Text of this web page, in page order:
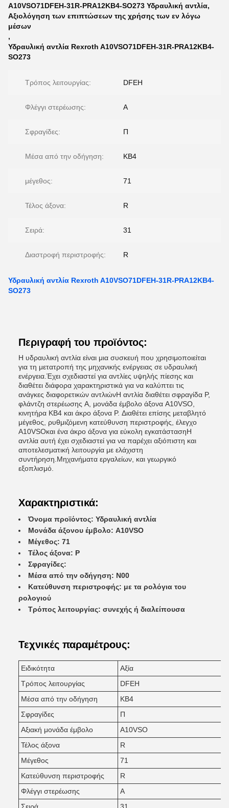
Α10VSO71DFEH-31R-PRA12KB4-SO273 Υδραυλική αντλία,
Αξιολόγηση των επιπτώσεων της χρήσης των εν λόγω
μέσων
,
Υδραυλική αντλία Rexroth A10VSO71DFEH-31R-PRA12KB4-
SO273
Τρόπος λειτουργίας: DFEH
Φλέγγι στερέωσης: Α
Σφραγίδες: Π
Μέσα από την οδήγηση: KB4
μέγεθος: 71
Τέλος άξονα: R
Σειρά: 31
Διαστροφή περιστροφής: R
Υδραυλική αντλία Rexroth A10VSO71DFEH-31R-PRA12KB4-
SO273
Περιγραφή του προϊόντος:
Η υδραυλική αντλία είναι μια συσκευή που χρησιμοποιείται
για τη μετατροπή της μηχανικής ενέργειας σε υδραυλική
ενέργεια.Έχει σχεδιαστεί για αντλίες υψηλής πίεσης και
διαθέτει διάφορα χαρακτηριστικά για να καλύπτει τις
ανάγκες διαφορετικών αντλιώνΗ αντλία διαθέτει σφραγίδα P,
φλάντζη στερέωσης A, μονάδα έμβολο άξονα A10VSO,
κινητήρα KB4 και άκρο άξονα P. Διαθέτει επίσης μεταβλητό
μέγεθος, ρυθμιζόμενη κατεύθυνση περιστροφής, έλεγχο
A10VSOκαι ένα άκρο άξονα για εύκολη εγκατάστασηΗ
αντλία αυτή έχει σχεδιαστεί για να παρέχει αξιόπιστη και
αποτελεσματική λειτουργία με ελάχιστη
συντήρηση.Μηχανήματα εργαλείων, και γεωργικό
εξοπλισμό.
Χαρακτηριστικά:
Όνομα προϊόντος: Υδραυλική αντλία
Μονάδα άξονου έμβολο: A10VSO
Μέγεθος: 71
Τέλος άξονα: P
Σφραγίδες:
Μέσα από την οδήγηση: N00
Κατεύθυνση περιστροφής: με τα ρολόγια του
ρολογιού
Τρόπος λειτουργίας: συνεχής ή διαλείπουσα
Τεχνικές παραμέτρους:
Ειδικότητα
Αξία
Τρόπος λειτουργίας
DFEH
Μέσα από την οδήγηση
KB4
Σφραγίδες
Π
Αξιακή μονάδα έμβολο
Α10VSO
Τέλος άξονα
R
Μέγεθος
71
Κατεύθυνση περιστροφής
R
Φλέγγι στερέωσης
Α